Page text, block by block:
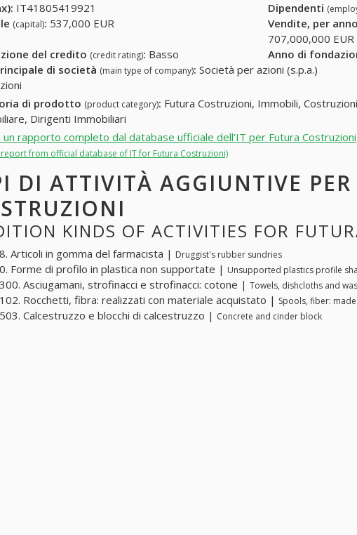
IT41805419921 Dipendenti
(capital): 537,000 EUR Vendite, per anno
707,000,000 EUR
del credito (credit rating): Basso Anno di
di società (main type of company): Società per azioni (s.p.a.)
di prodotto (product category): Futura Costruzioni, Immobili,
Dirigenti Immobiliari
rapporto completo dal database ufficiale dell'IT per Futura Costruzioni
from official database of IT for Futura Costruzioni)
DI ATTIVITÀ AGGIUNTIVE PER
KINDS OF ACTIVITIES FOR
Articoli in gomma del farmacista | Druggist's rubber sundries
Forme di profilo in plastica non supportate | Unsupported plastics profile
Asciugamani, strofinacci e strofinacci: cotone | Towels, dishcloths and
Rocchetti, fibra: realizzati con materiale acquistato | Spools, fiber:
Calcestruzzo e blocchi di calcestruzzo | Concrete and cinder block